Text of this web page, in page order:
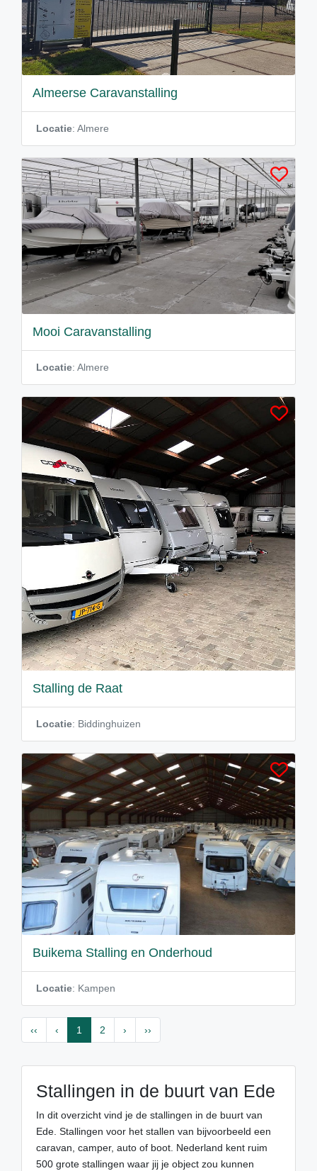
Almeerse Caravanstalling
Locatie: Almere
Mooi Caravanstalling
Locatie: Almere
Stalling de Raat
Locatie: Biddinghuizen
Buikema Stalling en Onderhoud
Locatie: Kampen
‹‹ ‹ 1 2 › ››
Stallingen in de buurt van Ede
In dit overzicht vind je de stallingen in de buurt van
Ede. Stallingen voor het stallen van bijvoorbeeld een
caravan, camper, auto of boot. Nederland kent ruim
500 grote stallingen waar jij je object zou kunnen